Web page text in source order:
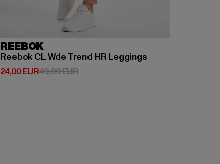
REEBOK
Reebok CL Wde Trend HR Leggings
24,00 EUR
Derzeitiger Preis: 24,00 EUR
49,99 EURAktionspreis: 49,99 EUR